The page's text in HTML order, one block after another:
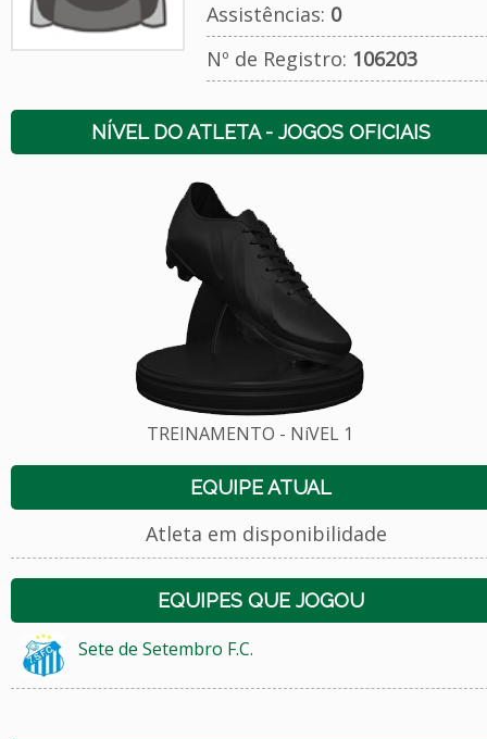
Assistências: 0
Nº de Registro: 106203
NÍVEL DO ATLETA - JOGOS OFICIAIS
TREINAMENTO - NíVEL 1
EQUIPE ATUAL
Atleta em disponibilidade
EQUIPES QUE JOGOU
Sete de Setembro F.C.